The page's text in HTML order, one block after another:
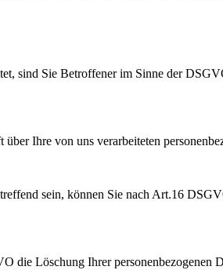
sind Sie Betroffener im Sinne der
Ihre von uns verarbeiteten
sein, können Sie nach Art.16
die Löschung Ihrer personenbezogenen